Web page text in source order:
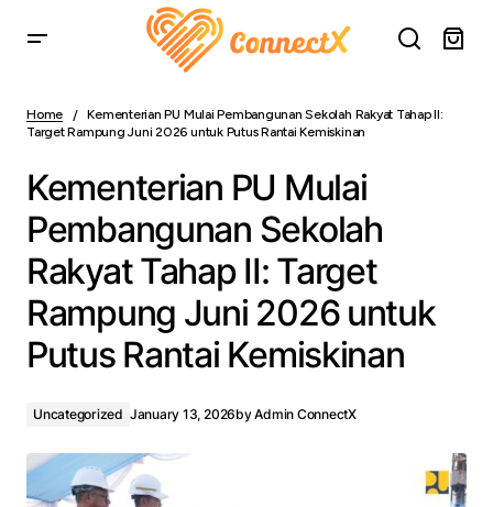
Tahap II: Target Rampung Juni 2026 untuk Putus Rantai
Kemiskinan
Home
Kementerian PU Mulai Pembangunan Sekolah Rakyat Tahap II:
Target Rampung Juni 2026 untuk Putus Rantai Kemiskinan
Kementerian PU Mulai
Pembangunan Sekolah
Rakyat Tahap II: Target
Rampung Juni 2026 untuk
Putus Rantai Kemiskinan
Uncategorized January 13, 2026byAdmin ConnectX